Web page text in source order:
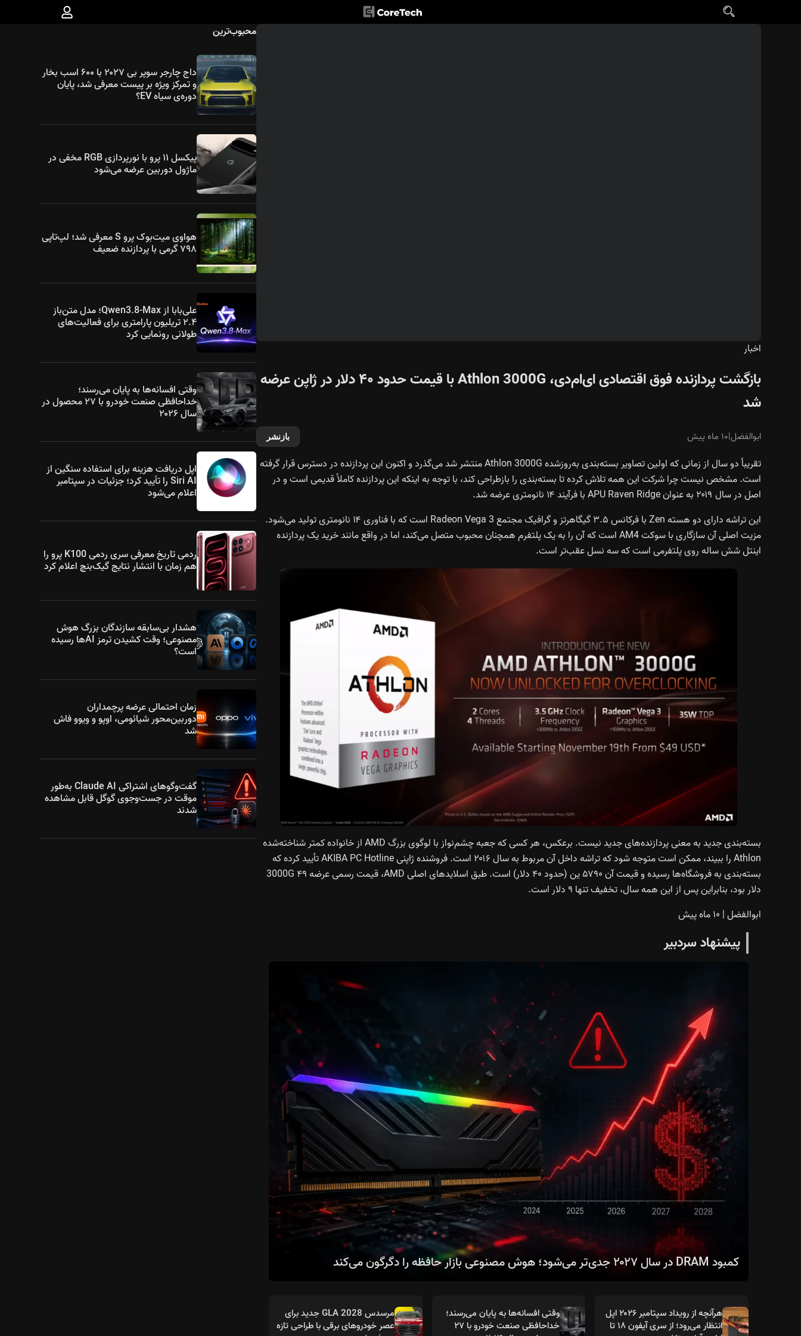
اخبار
بازگشت پردازنده فوق اقتصادی ای‌ام‌دی، Athlon 3000G با قیمت حدود ۴۰ دلار در ژاپن عرضه
شد
ابوالفضل|۱۰ ماه پیش بازنشر
تقریباً دو سال از زمانی که اولین تصاویر بسته‌بندی به‌روزشده Athlon 3000G منتشر شد می‌گذرد و اکنون این پردازنده در دسترس قرار گرفته
است. مشخص نیست چرا شرکت این همه تلاش کرده تا بسته‌بندی را بازطراحی کند، با توجه به اینکه این پردازنده کاملاً قدیمی است و در
اصل در سال ۲۰۱۹ به عنوان APU Raven Ridge با فرآیند ۱۴ نانومتری عرضه شد.
این تراشه دارای دو هسته Zen با فرکانس ۳.۵ گیگاهرتز و گرافیک مجتمع Radeon Vega 3 است که با فناوری ۱۴ نانومتری تولید می‌شود.
مزیت اصلی آن سازگاری با سوکت AM4 است که آن را به یک پلتفرم همچنان محبوب متصل می‌کند، اما در واقع مانند خرید یک پردازنده
اینتل شش ساله روی پلتفرمی است که سه نسل عقب‌تر است.
بسته‌بندی جدید به معنی پردازنده‌های جدید نیست. برعکس، هر کسی که جعبه چشم‌نواز با لوگوی بزرگ AMD از خانواده کمتر شناخته‌شده
Athlon را ببیند، ممکن است متوجه شود که تراشه داخل آن مربوط به سال ۲۰۱۶ است. فروشنده ژاپنی AKIBA PC Hotline تأیید کرده که
بسته‌بندی به فروشگاه‌ها رسیده و قیمت آن ۵۷۹۰ ین (حدود ۴۰ دلار) است. طبق اسلایدهای اصلی AMD، قیمت رسمی عرضه 3000G ۴۹
دلار بود، بنابراین پس از این همه سال، تخفیف تنها ۹ دلار است.
ابوالفضل| ۱۰ ماه پیش
پیشنهاد سردبیر
کمبود DRAM در سال ۲۰۲۷ جدی‌تر می‌شود؛ هوش مصنوعی بازار حافظه را دگرگون می‌کند
هرآنچه از رویداد سپتامبر ۲۰۲۶ اپل
انتظار می‌رود؛ از سری آیفون ۱۸ تا
وقتی افسانه‌ها به پایان می‌رسند؛
خداحافظی صنعت خودرو با ۲۷
مرسدس GLA 2028 جدید برای
عصر خودروهای برقی با طراحی تازه
محبوب‌ترین
داج چارجر سوپر بی ۲۰۲۷ با ۶۰۰ اسب بخار
و تمرکز ویژه بر پیست معرفی شد، پایان
دوره‌ی سیاه EV؟
پیکسل ۱۱ پرو با نورپردازی RGB مخفی در
ماژول دوربین عرضه می‌شود
هواوی میت‌بوک پرو S معرفی شد؛ لپ‌تاپی
۷۹۸ گرمی با پردازنده ضعیف
علی‌بابا از Qwen3.8-Max؛ مدل متن‌باز
۲.۴ تریلیون پارامتری برای فعالیت‌های
طولانی رونمایی کرد
وقتی افسانه‌ها به پایان می‌رسند؛
خداحافظی صنعت خودرو با ۲۷ محصول در
سال ۲۰۲۶
اپل دریافت هزینه برای استفاده سنگین از
Siri AI را تأیید کرد؛ جزئیات در سپتامبر
اعلام می‌شود
ردمی تاریخ معرفی سری ردمی K100 پرو را
هم زمان با انتشار نتایج گیک‌بنچ اعلام کرد
هشدار بی‌سابقه سازندگان بزرگ هوش
مصنوعی؛ وقت کشیدن ترمز AIها رسیده
است؟
زمان احتمالی عرضه پرچمداران
دوربین‌محور شیائومی، اوپو و ویوو فاش
شد
گفت‌وگوهای اشتراکی Claude AI به‌طور
موقت در جست‌وجوی گوگل قابل مشاهده
شدند